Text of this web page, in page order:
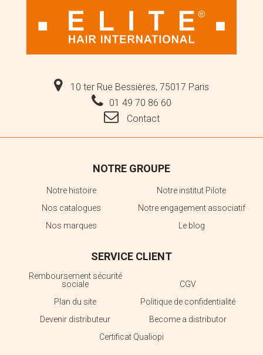
10 ter Rue Bessières, 75017 Paris
01 49 70 86 60
Contact
NOTRE GROUPE
Notre histoire
Notre institut Pilote
Nos catalogues
Notre engagement associatif
Nos marques
Le blog
SERVICE CLIENT
Remboursement sécurité
sociale
CGV
Plan du site
Politique de confidentialité
Devenir distributeur
Become a distributor
Certificat Qualiopi